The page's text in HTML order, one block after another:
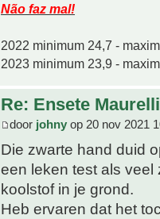
Não faz mal!
2022 minimum 24,7 -
2023 minimum 23,9 -
Re: Ensete
door johny op 20 nov 2021
Die zwarte hand duid
een leken test als
koolstof in je grond.
Heb ervaren dat het